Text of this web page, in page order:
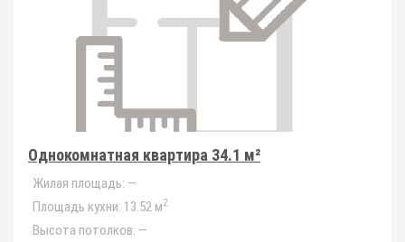
Однокомнатная квартира 34.1 м²
Жилая площадь: —
Площадь кухни: 13.52 м2
Высота потолков: —